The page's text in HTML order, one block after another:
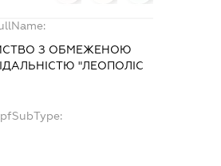
З ОБМЕЖЕНОЮ
"ЛЕОПОЛІС